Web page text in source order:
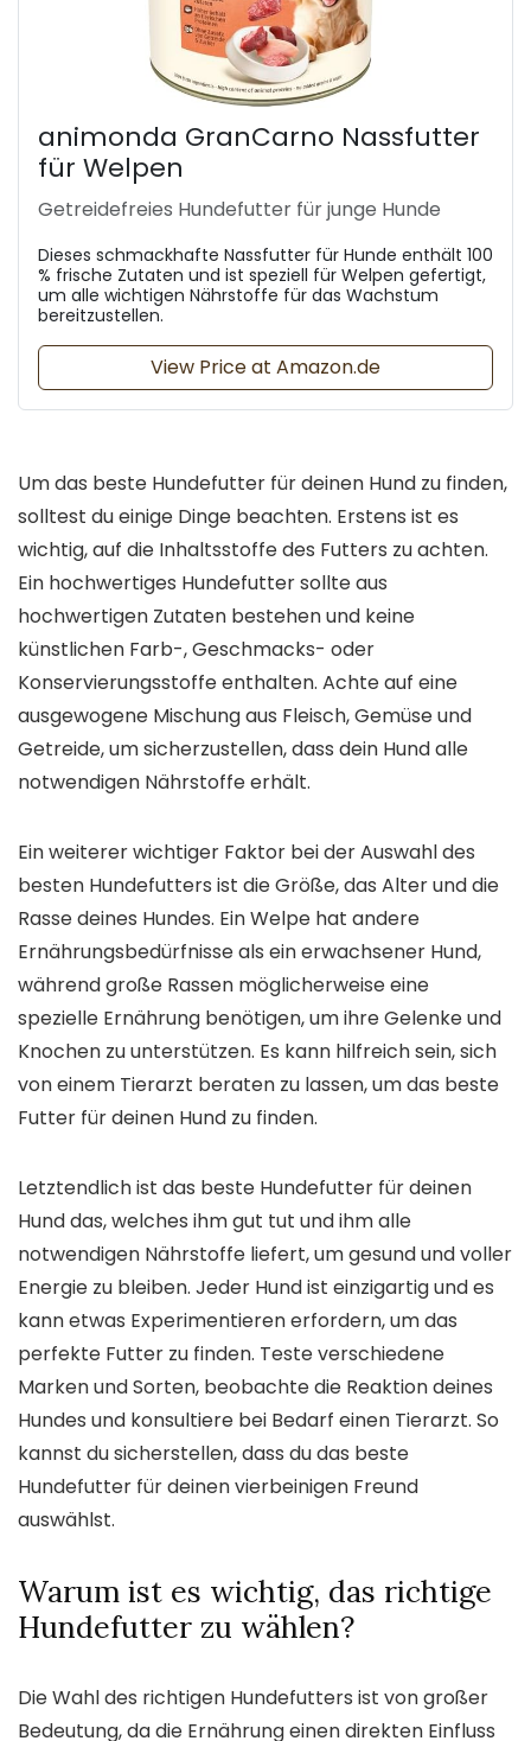
animonda GranCarno Nassfutter
für Welpen
Getreidefreies Hundefutter für junge Hunde
Dieses schmackhafte Nassfutter für Hunde enthält 100
% frische Zutaten und ist speziell für Welpen gefertigt,
um alle wichtigen Nährstoffe für das Wachstum
bereitzustellen.
View Price at Amazon.de
Um das beste Hundefutter für deinen Hund zu finden,
solltest du einige Dinge beachten. Erstens ist es
wichtig, auf die Inhaltsstoffe des Futters zu achten.
Ein hochwertiges Hundefutter sollte aus
hochwertigen Zutaten bestehen und keine
künstlichen Farb-, Geschmacks- oder
Konservierungsstoffe enthalten. Achte auf eine
ausgewogene Mischung aus Fleisch, Gemüse und
Getreide, um sicherzustellen, dass dein Hund alle
notwendigen Nährstoffe erhält.
Ein weiterer wichtiger Faktor bei der Auswahl des
besten Hundefutters ist die Größe, das Alter und die
Rasse deines Hundes. Ein Welpe hat andere
Ernährungsbedürfnisse als ein erwachsener Hund,
während große Rassen möglicherweise eine
spezielle Ernährung benötigen, um ihre Gelenke und
Knochen zu unterstützen. Es kann hilfreich sein, sich
von einem Tierarzt beraten zu lassen, um das beste
Futter für deinen Hund zu finden.
Letztendlich ist das beste Hundefutter für deinen
Hund das, welches ihm gut tut und ihm alle
notwendigen Nährstoffe liefert, um gesund und voller
Energie zu bleiben. Jeder Hund ist einzigartig und es
kann etwas Experimentieren erfordern, um das
perfekte Futter zu finden. Teste verschiedene
Marken und Sorten, beobachte die Reaktion deines
Hundes und konsultiere bei Bedarf einen Tierarzt. So
kannst du sicherstellen, dass du das beste
Hundefutter für deinen vierbeinigen Freund
auswählst.
Warum ist es wichtig, das richtige
Hundefutter zu wählen?
Die Wahl des richtigen Hundefutters ist von großer
Bedeutung, da die Ernährung einen direkten Einfluss